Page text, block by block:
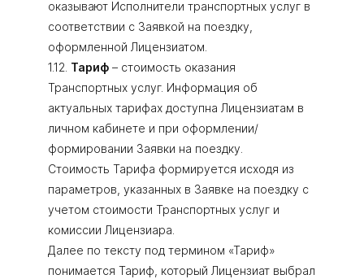
оказывают Исполнители транспортных услуг в
соответствии с Заявкой на поездку,
оформленной Лицензиатом.
1.12. Тариф – стоимость оказания
Транспортных услуг. Информация об
актуальных тарифах доступна Лицензиатам в
личном кабинете и при оформлении/
формировании Заявки на поездку.
Стоимость Тарифа формируется исходя из
параметров, указанных в Заявке на поездку с
учетом стоимости Транспортных услуг и
комиссии Лицензиара.
Далее по тексту под термином «Тариф»
понимается Тариф, который Лицензиат выбрал